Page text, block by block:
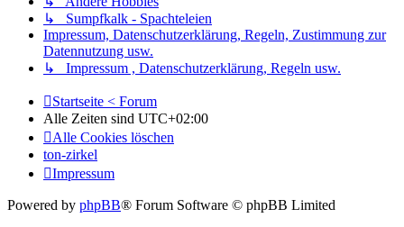
↳ Sumpfkalk - Spachteleien
Impressum, Datenschutzerklärung, Regeln, Zustimmung zur
Datennutzung usw.
↳ Impressum , Datenschutzerklärung, Regeln usw.
Startseite < Forum
Alle Zeiten sind UTC+02:00
Alle Cookies löschen
ton-zirkel
Impressum
Powered by phpBB® Forum Software © phpBB Limited